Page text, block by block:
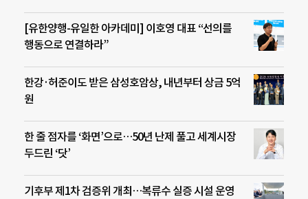
[유한양행-유일한 아카데미] 이호영 대표 “선의를
행동으로 연결하라”
한강·허준이도 받은 삼성호암상, 내년부터 상금 5억
원
한 줄 점자를 ‘화면’으로…50년 난제 풀고 세계시장
두드린 ‘닷’
기후부 제1차 검증위 개최…복류수 실증 시설 운영